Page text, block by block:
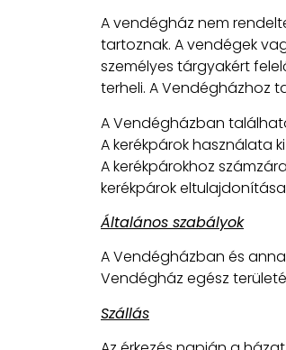
A vendégház nem
tartoznak. A vendégek
személyes tárgyakért
terheli. A Vendégházhoz
A Vendégházban
A kerékpárok használata
A kerékpárokhoz
kerékpárok
Általános szabályok
A Vendégházban és
Vendégház egész
Szállás